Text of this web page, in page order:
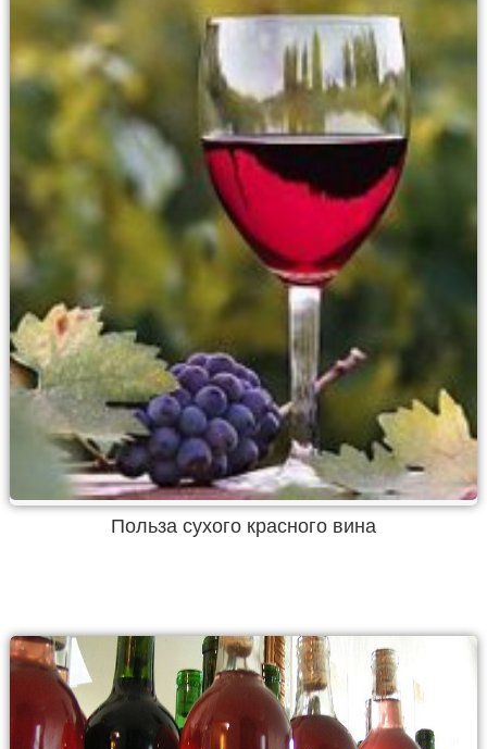
Польза сухого красного вина